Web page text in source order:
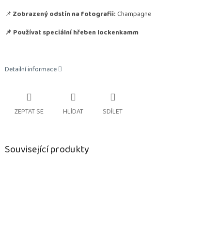
📌Zobrazený odstín na fotografii: Champagne
📌 Používat speciální hřeben lockenkamm
Detailní informace
ZEPTAT SE HLÍDAT SDÍLET
Související produkty